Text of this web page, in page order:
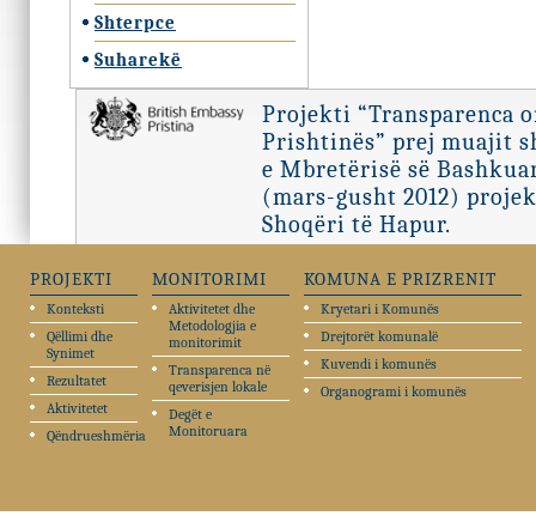
Shterpce
Suharekë
Projekti “Transparenca
Prishtinës” prej muajit
e Mbretërisë së
(mars-gusht 2012)
Shoqëri të Hapur.
PROJEKTI
Konteksti
Qëllimi dhe
Synimet
Rezultatet
Aktivitetet
Qëndrueshmëria
MONITORIMI
Aktivitetet dhe
Metodologjia e
monitorimit
Transparenca në
qeverisjen lokale
Degët e
Monitoruara
KOMUNA E PRIZRENIT
Kryetari i Komunës
Drejtorët komunalë
Kuvendi i komunës
Organogrami i komunës